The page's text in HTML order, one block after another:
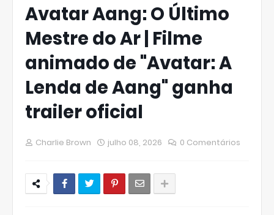
Avatar Aang: O Último
Mestre do Ar | Filme
animado de "Avatar: A
Lenda de Aang" ganha
trailer oficial
Charlie Brown julho 08, 2026 0 Comentários